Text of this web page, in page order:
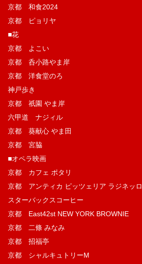
京都 和食2024
京都 ピョリヤ
■花
京都 よこい
京都 呑小路やま岸
京都 洋食堂のろ
神戸歩き
京都 祇園 やま岸
六甲道 ナジィル
京都 葵献心 やま田
京都 宮脇
■オペラ映画
京都 カフェ ポタリ
京都 アンティカ ピッツェリア ラジネッロ
スターバックスコーヒー
京都 East42st NEW YORK BROWNIE
京都 二條 みなみ
京都 招福亭
京都 シャルキュトリーM